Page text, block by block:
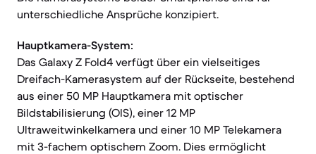
unterschiedliche Ansprüche konzipiert.
Hauptkamera-System:
Das Galaxy Z Fold4 verfügt über ein vielseitiges
Dreifach-Kamerasystem auf der Rückseite, bestehend
aus einer 50 MP Hauptkamera mit optischer
Bildstabilisierung (OIS), einer 12 MP
Ultraweitwinkelkamera und einer 10 MP Telekamera
mit 3-fachem optischem Zoom. Dies ermöglicht